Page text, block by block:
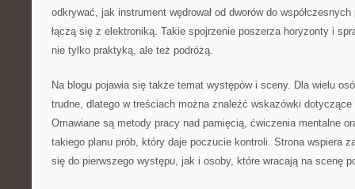
odkrywać, jak instrument wędrował od dworów do
łączą się z elektroniką. Takie spojrzenie poszerza horyzonty i
nie tylko praktyką, ale też podróżą.
Na blogu pojawia się także temat występów i sceny. Dla wielu
trudne, dlatego w treściach można znaleźć wskazówki dotyczące
Omawiane są metody pracy nad pamięcią, ćwiczenia mentalne
takiego planu prób, który daje poczucie kontroli. Strona wspiera
się do pierwszego występu, jak i osoby, które wracają na scenę